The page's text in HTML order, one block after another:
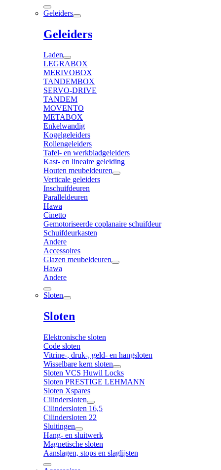
Geleiders
Geleiders
Laden
LEGRABOX
MERIVOBOX
TANDEMBOX
SERVO-DRIVE
TANDEM
MOVENTO
METABOX
Enkelwandig
Kogelgeleiders
Rollengeleiders
Tafel- en werkbladgeleiders
Kast- en lineaire geleiding
Houten meubeldeuren
Verticale geleiders
Inschuifdeuren
Paralleldeuren
Hawa
Cinetto
Gemotoriseerde coplanaire schuifdeur
Schuifdeurkasten
Andere
Accessoires
Glazen meubeldeuren
Hawa
Andere
Sloten
Sloten
Elektronische sloten
Code sloten
Vitrine-, druk-, geld- en hangsloten
Wisselbare kern sloten
Sloten VCS Huwil Locks
Sloten PRESTIGE LEHMANN
Sloten Xspares
Cilindersloten
Cilindersloten 16,5
Cilindersloten 22
Sluitingen
Hang- en sluitwerk
Magnetische sloten
Aanslagen, stops en slaglijsten